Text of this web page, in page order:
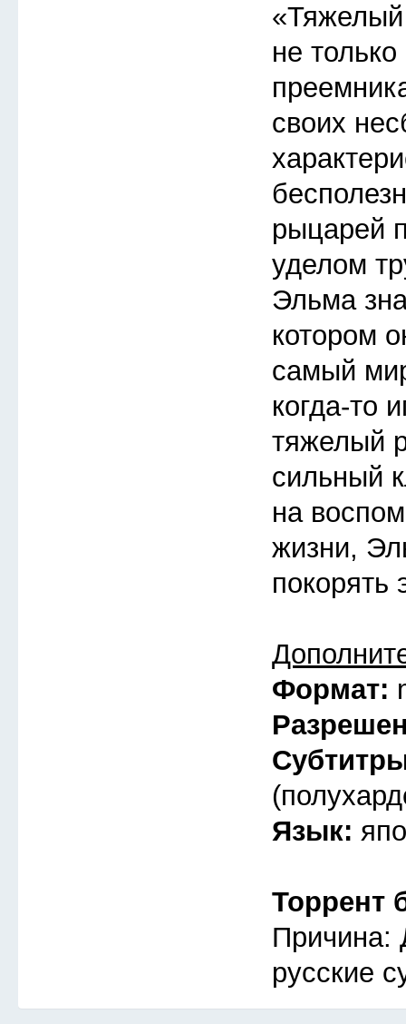
не
своих
рыцарей
уделом
Эльма
котором
самый
когда-то
тяжелый
сильный
на
жизни,
покорять
Формат:
Язык:
Торрент
Причина:
русские